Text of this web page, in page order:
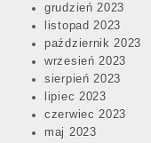
grudzień 2023
listopad 2023
październik 2023
wrzesień 2023
sierpień 2023
lipiec 2023
czerwiec 2023
maj 2023